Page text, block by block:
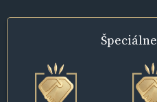
Špeciálne